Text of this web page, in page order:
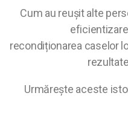
Cum au reușit alte
recondiționarea caselor
Urmărește aceste